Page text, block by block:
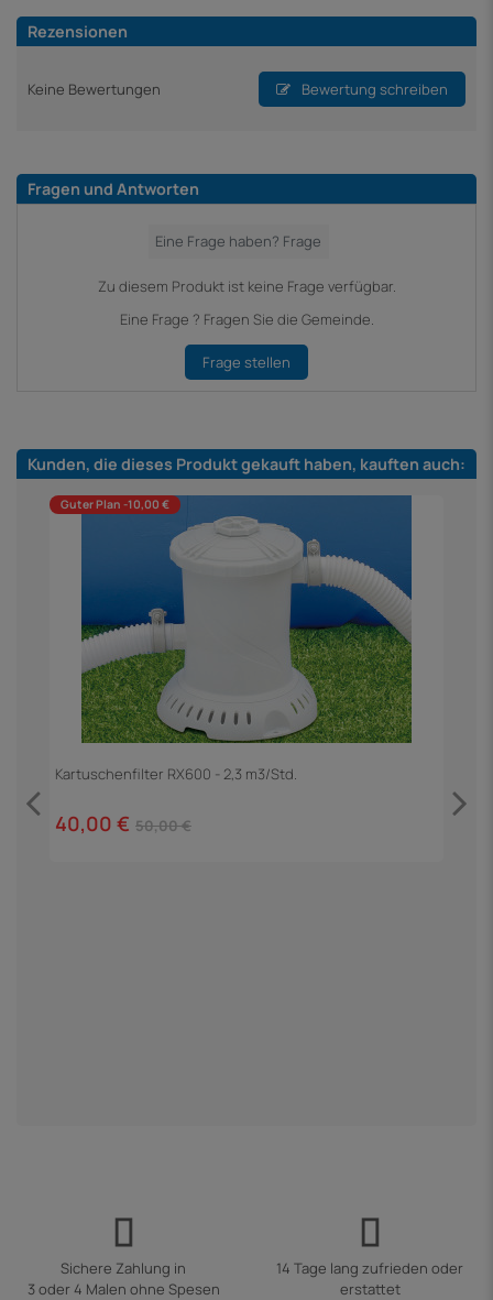
Rezensionen
Keine Bewertungen Bewertung schreiben
Fragen und Antworten
Zu diesem Produkt ist keine Frage verfügbar.
Eine Frage ? Fragen Sie die Gemeinde.
Frage stellen
Kunden, die dieses Produkt gekauft haben, kauften auch:
Guter Plan -10,00 €
Kartuschenfilter RX600 - 2,3 m3/Std.
40,00 € 50,00 €
Sichere Zahlung in
3 oder 4 Malen ohne Spesen
14 Tage lang zufrieden oder
erstattet